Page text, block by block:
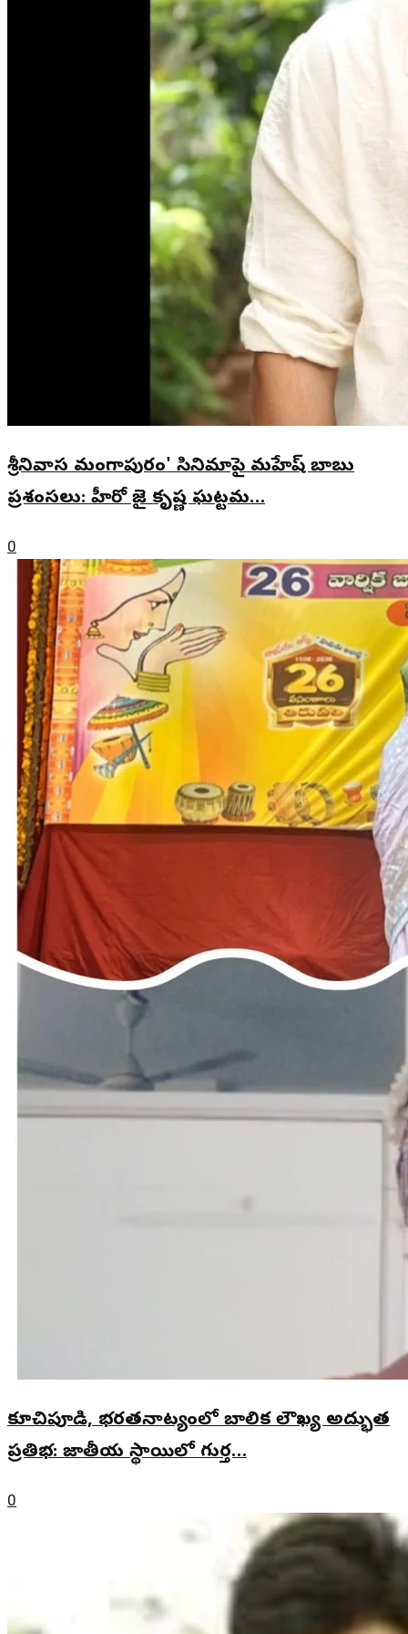
శ్రీనివాస మంగాపురం' సినిమాపై మహేష్ బాబు
ప్రశంసలు: హీరో జై కృష్ణ ఘట్టమ…
0
కూచిపూడి, భరతనాట్యంలో బాలిక లౌఖ్య అద్భుత
ప్రతిభ: జాతీయ స్థాయిలో గుర్త…
0